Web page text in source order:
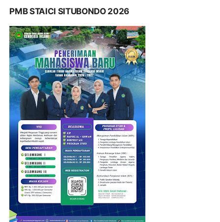
PMB STAICI SITUBONDO 2026